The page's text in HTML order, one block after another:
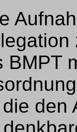
BMPT
den